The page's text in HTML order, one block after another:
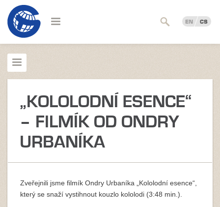
EN CS
„KOLOLODNÍ ESENCE“
– FILMÍK OD ONDRY
URBANÍKA
Zveřejnili jsme filmík Ondry Urbaníka „Kololodní esence“,
který se snaží vystihnout kouzlo kololodi (3:48 min.).